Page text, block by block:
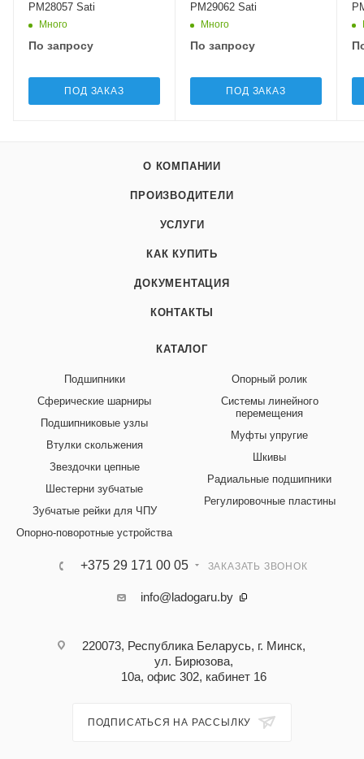
PM28057 Sati
Много
По запросу
ПОД ЗАКАЗ
PM29062 Sati
Много
По запросу
ПОД ЗАКАЗ
О КОМПАНИИ
ПРОИЗВОДИТЕЛИ
УСЛУГИ
КАК КУПИТЬ
ДОКУМЕНТАЦИЯ
КОНТАКТЫ
КАТАЛОГ
Подшипники
Сферические шарниры
Подшипниковые узлы
Втулки скольжения
Звездочки цепные
Шестерни зубчатые
Зубчатые рейки для ЧПУ
Опорно-поворотные устройства
Опорный ролик
Системы линейного
перемещения
Муфты упругие
Шкивы
Радиальные подшипники
Регулировочные пластины
+375 29 171 00 05 ЗАКАЗАТЬ ЗВОНОК
info@ladogaru.by
220073, Республика Беларусь, г. Минск,
ул. Бирюзова,
10а, офис 302, кабинет 16
ПОДПИСАТЬСЯ НА РАССЫЛКУ